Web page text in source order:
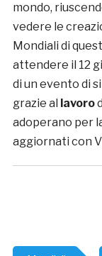
mondo,
vedere le
Mondiali di
attendere il 12
di un evento di
grazie al
lavoro
adoperano per
aggiornati con